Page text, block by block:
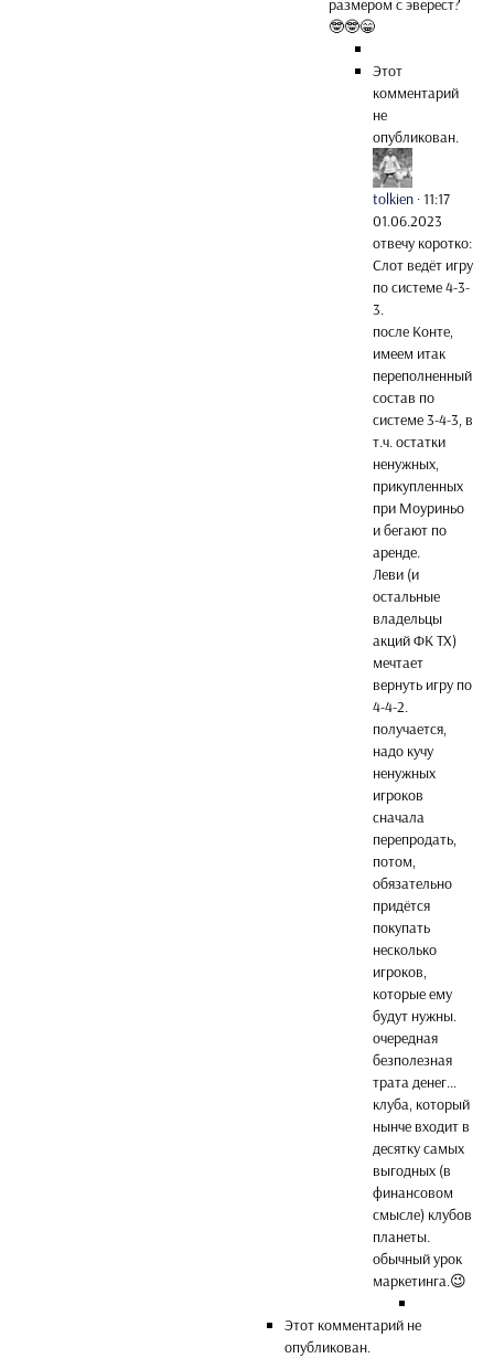
размером с эверест?
🤓🤓😁
Этот
комментарий
не
опубликован.
tolkien ·11:17
01.06.2023
отвечу коротко:
Слот ведёт игру
по системе 4-3-
3.
после Конте,
имеем итак
переполненный
состав по
системе 3-4-3, в
т.ч. остатки
ненужных,
прикупленных
при Моуриньо
и бегают по
аренде.
Леви (и
остальные
владельцы
акций ФК ТХ)
мечтает
вернуть игру по
4-4-2.
получается,
надо кучу
ненужных
игроков
сначала
перепродать,
потом,
обязательно
придётся
покупать
несколько
игроков,
которые ему
будут нужны.
очередная
безполезная
трата денег...
клуба, который
нынче входит в
десятку самых
выгодных (в
финансовом
смысле) клубов
планеты.
обычный урок
маркетинга.😉
Этот комментарий не
опубликован.